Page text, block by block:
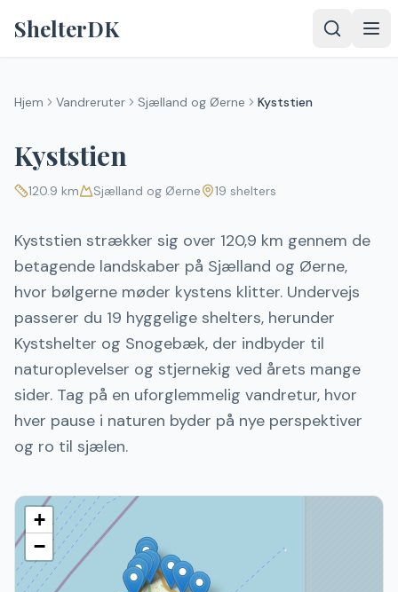
ShelterDK
Hjem Vandreruter Sjælland og Øerne Kyststien
Kyststien
120.9 km Sjælland og Øerne 19 shelters
Kyststien strækker sig over 120,9 km gennem de
betagende landskaber på Sjælland og Øerne,
hvor bølgerne møder kystens klitter. Undervejs
passerer du 19 hyggelige shelters, herunder
Kystshelter og Snogebæk, der indbyder til
naturoplevelser og stjernekig ved årets mange
sider. Tag på en uforglemmelig vandretur, hvor
hver pause i naturen byder på nye perspektiver
og ro til sjælen.
+
−